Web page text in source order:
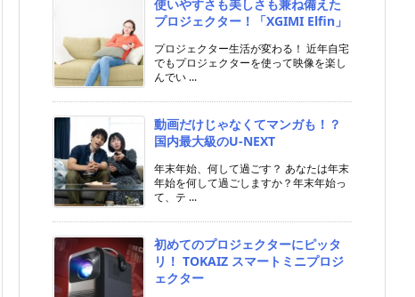
使いやすさも美しさも兼ね備えた
プロジェクター！「XGIMI Elfin」
プロジェクター生活が変わる！ 近年自宅
でもプロジェクターを使って映像を楽し
んでい ...
動画だけじゃなくてマンガも！？
国内最大級のU-NEXT
年末年始、何して過ごす？ あなたは年末
年始を何して過ごしますか？年末年始っ
て、テ ...
初めてのプロジェクターにピッタ
リ！ TOKAIZ スマートミニプロジ
ェクター